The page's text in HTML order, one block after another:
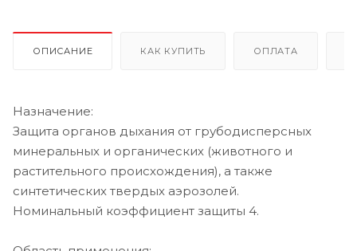
ОПИСАНИЕ КАК КУПИТЬ ОПЛАТА
Назначение:
Защита органов дыхания от грубодисперсных
минеральных и органических (животного и
растительного происхождения), а также
синтетических твердых аэрозолей.
Номинальный коэффициент защиты 4.